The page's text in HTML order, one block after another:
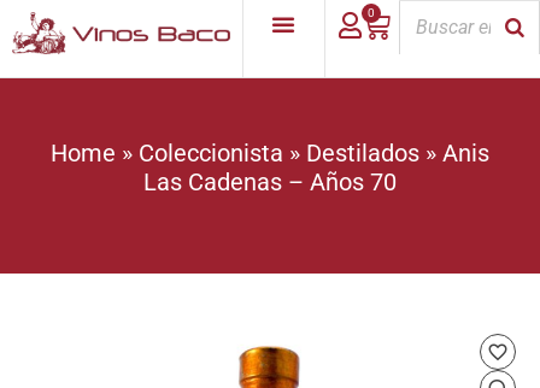
0
Home » Coleccionista » Destilados » Anis
Las Cadenas – Años 70